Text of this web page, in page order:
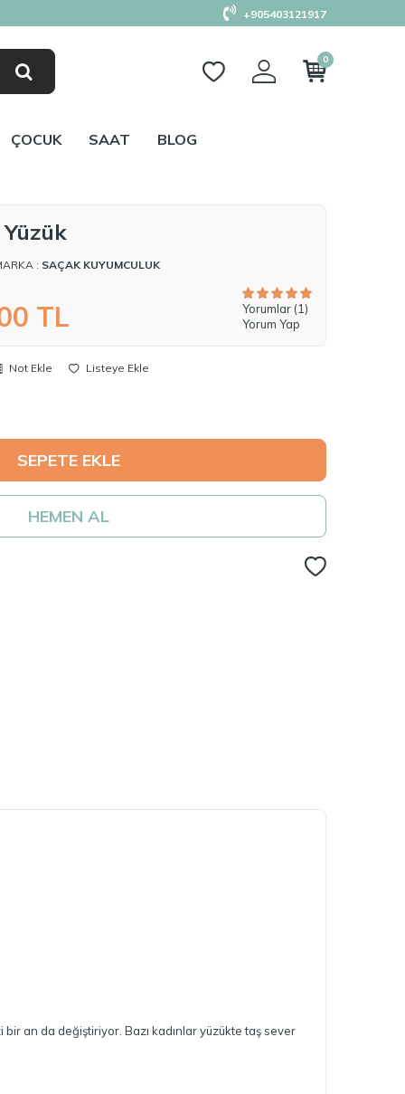
+905403121917
0
ÇOCUK SAAT BLOG
: SAÇAK KUYUMCULUK
TL
Yorumlar (1)
Yorum Yap
Not Ekle Listeye Ekle
SEPETE EKLE
HEMEN AL
bir an da değiştiriyor. Bazı kadınlar yüzükte taş sever